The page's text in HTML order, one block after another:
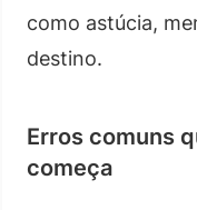
como astúcia,
destino.
Erros comuns
começa